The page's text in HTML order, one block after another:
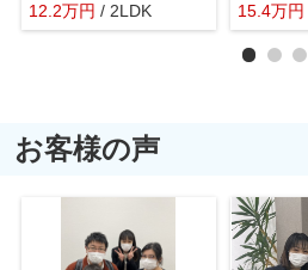
12.2万円 / 2LDK
15.4万円
お客様の声